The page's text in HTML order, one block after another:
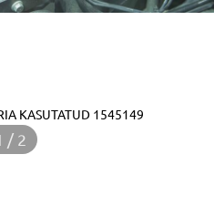
KASUTATUD 1545149
/ 2